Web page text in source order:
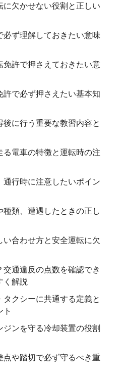
に欠かせない役割と正しい
ず理解しておきたい意味
免許で押さえておきたい意
許で必ず押さえたい基本知
に行う重要な教習内容と
電車の特徴と運転時の注
行時に注意したいポイン
類、遭遇したときの正し
合わせ方と安全運転に欠
通違反の点数を確認でき
く解説
クシーに共通する定義と
ト
ンを守る冷却装置の役割
や踏切で必ず守るべき重